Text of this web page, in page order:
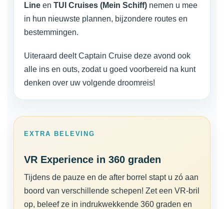
Line en TUI Cruises (Mein Schiff) nemen u mee
in hun nieuwste plannen, bijzondere routes en
bestemmingen.
Uiteraard deelt Captain Cruise deze avond ook
alle ins en outs, zodat u goed voorbereid na kunt
denken over uw volgende droomreis!
EXTRA BELEVING
VR Experience in 360 graden
Tijdens de pauze en de after borrel stapt u zó aan
boord van verschillende schepen! Zet een VR-bril
op, beleef ze in indrukwekkende 360 graden en